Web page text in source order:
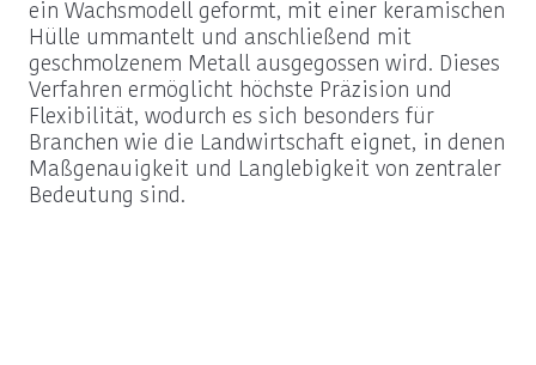
ein Wachsmodell geformt, mit einer keramischen
Hülle ummantelt und anschließend mit
geschmolzenem Metall ausgegossen wird. Dieses
Verfahren ermöglicht höchste Präzision und
Flexibilität, wodurch es sich besonders für
Branchen wie die Landwirtschaft eignet, in denen
Maßgenauigkeit und Langlebigkeit von zentraler
Bedeutung sind.